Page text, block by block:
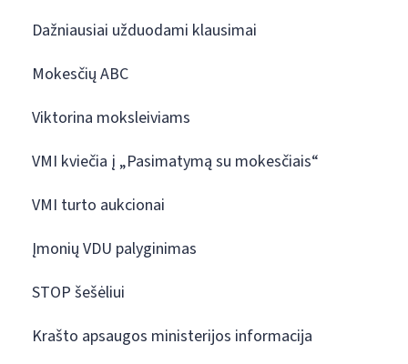
Dažniausiai užduodami klausimai
Mokesčių ABC
Viktorina moksleiviams
VMI kviečia į „Pasimatymą su mokesčiais“
VMI turto aukcionai
Įmonių VDU palyginimas
STOP šešėliui
Krašto apsaugos ministerijos informacija